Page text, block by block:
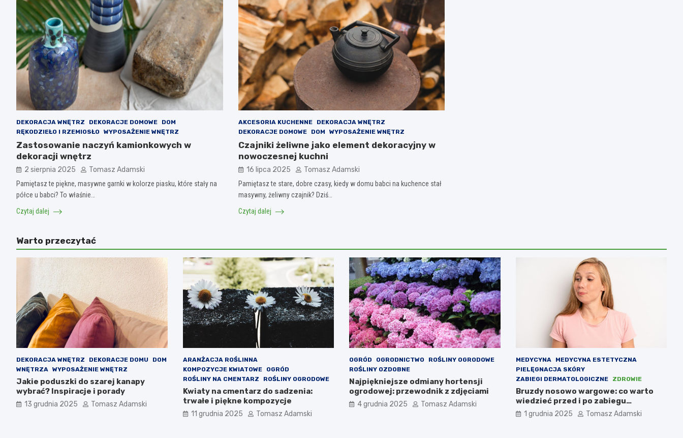
DEKORACJA WNĘTRZ DEKORACJE DOMOWE
DOM
RĘKODZIEŁO I RZEMIOSŁO
WYPOSAŻENIE WNĘTRZ
Zastosowanie naczyń kamionkowych w
dekoracji wnętrz
2 sierpnia 2025 Tomasz Adamski
Pamiętasz te piękne, masywne garnki w kolorze piasku, które stały na
półce u babci? To właśnie…
Czytaj dalej
AKCESORIA KUCHENNE
DEKORACJA WNĘTRZ
DEKORACJE DOMOWE
DOM WYPOSAŻENIE WNĘTRZ
Czajniki żeliwne jako element dekoracyjny w
nowoczesnej kuchni
16 lipca 2025 Tomasz Adamski
Pamiętasz te stare, dobre czasy, kiedy w domu babci na kuchence stał
masywny, żeliwny czajnik? Dziś…
Czytaj dalej
Warto przeczytać
DEKORACJA WNĘTRZ DEKORACJE DOMU
DOM
WNĘTRZA WYPOSAŻENIE WNĘTRZ
Jakie poduszki do szarej kanapy
wybrać? Inspiracje i porady
13 grudnia 2025 Tomasz Adamski
ARANŻACJA ROŚLINNA
KOMPOZYCJE KWIATOWE
OGRÓD
ROŚLINY NA CMENTARZ
ROŚLINY OGRODOWE
Kwiaty na cmentarz do sadzenia:
trwałe i piękne kompozycje
11 grudnia 2025 Tomasz Adamski
OGRÓD OGRODNICTWO
ROŚLINY OGRODOWE
ROŚLINY OZDOBNE
Najpiękniejsze odmiany hortensji
ogrodowej: przewodnik z zdjęciami
4 grudnia 2025 Tomasz Adamski
MEDYCYNA
MEDYCYNA ESTETYCZNA
PIELĘGNACJA SKÓRY
ZABIEGI DERMATOLOGICZNE
ZDROWIE
Bruzdy nosowo wargowe: co warto
wiedzieć przed i po zabiegu
medycyny estetycznej
1 grudnia 2025 Tomasz Adamski